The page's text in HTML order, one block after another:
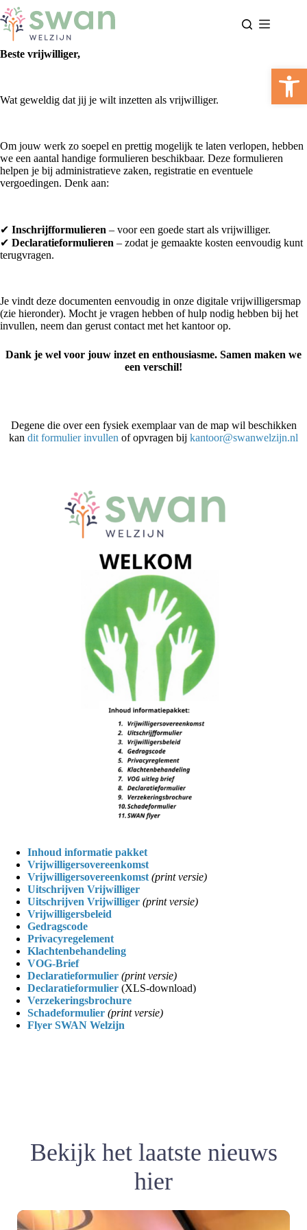
naar
de
inhoud
Beste vrijwilliger,
Wat geweldig dat jij je wilt inzetten als vrijwilliger.
Om jouw werk zo soepel en prettig mogelijk te laten verlopen, hebben
we een aantal handige formulieren beschikbaar. Deze formulieren
helpen je bij administratieve zaken, registratie en eventuele
vergoedingen. Denk aan:
✔ Inschrijfformulieren – voor een goede start als vrijwilliger.
✔ Declaratieformulieren – zodat je gemaakte kosten eenvoudig kunt
terugvragen.
Je vindt deze documenten eenvoudig in onze digitale vrijwilligersmap
(zie hieronder). Mocht je vragen hebben of hulp nodig hebben bij het
invullen, neem dan gerust contact met het kantoor op.
Dank je wel voor jouw inzet en enthousiasme. Samen maken we
een verschil!
Degene die over een fysiek exemplaar van de map wil beschikken
kan dit formulier invullen of opvragen bij kantoor@swanwelzijn.nl
Inhoud informatie pakket
Vrijwilligersovereenkomst
Vrijwilligersovereenkomst (print versie)
Uitschrijven Vrijwilliger
Uitschrijven Vrijwilliger (print versie)
Vrijwilligersbeleid
Gedragscode
Privacyregelement
Klachtenbehandeling
VOG-Brief
Declaratieformulier (print versie)
Declaratieformulier (XLS-download)
Verzekeringsbrochure
Schadeformulier (print versie)
Flyer SWAN Welzijn
Bekijk het laatste nieuws
hier